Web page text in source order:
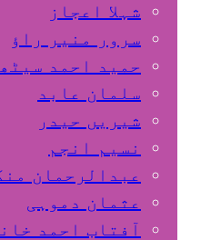
شہلا اعجاز
سرور منیر راؤ
حمید احمد
سلمان عابد
شیریں حیدر
نسیم انجم
عبدالرحمان
عثمان دموہی
آفتاب احمد